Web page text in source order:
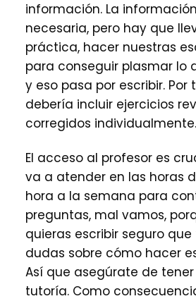
información. La
necesaria, pero hay que
práctica, hacer nuestras
para conseguir plasmar lo
y eso pasa por escribir. Por
debería incluir ejercicios
corregidos individualmente.
El acceso al profesor es
va a atender en las horas
hora a la semana para
preguntas, mal vamos,
quieras escribir seguro
dudas sobre cómo hacer
Así que asegúrate de
tutoría. Como